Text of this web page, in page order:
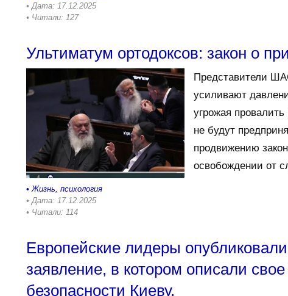
• Дата: 17.12.2025
• Читали: 127
Ультиматум ортодоксов: закон о
• Жизнь, психология
• Дата: 17.12.2025
• Читали: 114
Представители
усиливают
угрожая
не будут
продвижению
освобождении от
Европейские лидеры
заявление, в котором описали
безопасности Киеву,